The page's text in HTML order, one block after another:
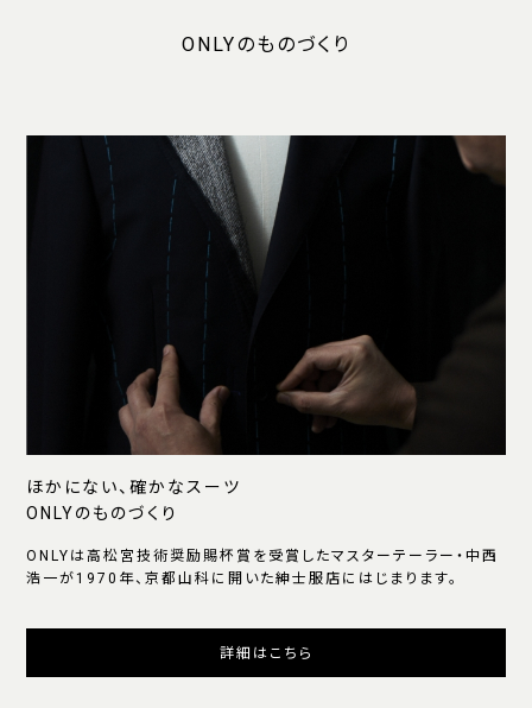
ONLYのものづくり
ほかにない、確かなスーツ
ONLYのものづくり
ONLYは高松宮技術奨励賜杯賞を受賞したマスターテーラー・中西
浩一が1970年、京都山科に開いた紳士服店にはじまります。
詳細はこちら